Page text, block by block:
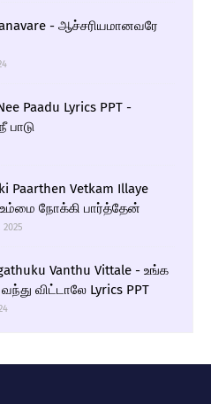
- ஆச்சரியமானவரே
Paadu Lyrics PPT -
பாடு
Paarthen Vetkam Illaye
உம்மை நோக்கி பார்த்தேன்
Vanthu Vittale - உங்க
விட்டாலே Lyrics PPT